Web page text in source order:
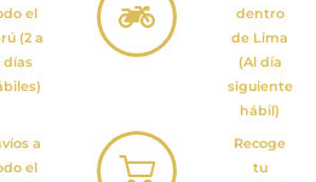
el
(2 a
días
dentro
de Lima
(Al día
siguiente
hábil)
a
el
Recoge
tu